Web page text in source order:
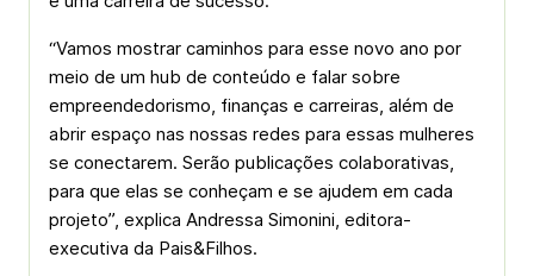
“Vamos mostrar caminhos para esse novo ano por
meio de um hub de conteúdo e falar sobre
empreendedorismo, finanças e carreiras, além de
abrir espaço nas nossas redes para essas mulheres
se conectarem. Serão publicações colaborativas,
para que elas se conheçam e se ajudem em cada
projeto”, explica Andressa Simonini, editora-
executiva da Pais&Filhos.